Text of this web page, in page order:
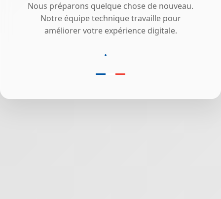
Nous préparons quelque chose de nouveau.
Notre équipe technique travaille pour
améliorer votre expérience digitale.